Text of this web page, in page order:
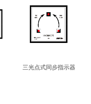
三光点式同步指示器